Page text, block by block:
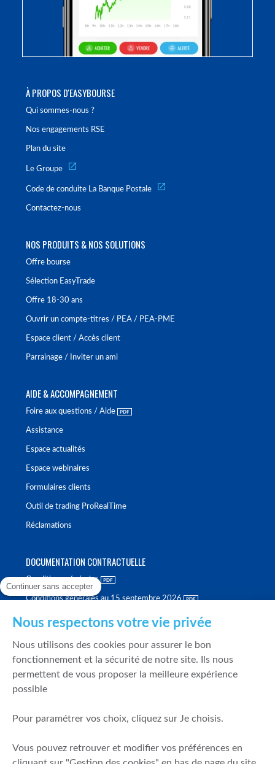
À PROPOS D'EASYBOURSE
Qui sommes-nous ?
Nos engagements RSE
Plan du site
Le Groupe
Code de conduite La Banque Postale
Contactez-nous
NOS PRODUITS & NOS SOLUTIONS
Offre bourse
Sélection EasyTrade
Offre 18-30 ans
Ouvrir un compte-titres / PEA / PEA-PME
Espace client / Accès client
Parrainage / Inviter un ami
AIDE & ACCOMPAGNEMENT
Foire aux questions / Aide
Assistance
Espace actualités
Espace webinaires
Formulaires clients
Outil de trading ProRealTime
Réclamations
DOCUMENTATION CONTRACTUELLE
Conditions générales
Conditions générales au 15 septembre 2026
Politique de meilleure sélection
Politique de durabilité
Fonds de garantie des dépôts et de résolution
Mentions légales
Continuer sans accepter
Nous respectons votre vie privée
Nous utilisons des cookies pour assurer le bon
fonctionnement et la sécurité de notre site. Ils nous
permettent de vous proposer la meilleure expérience
possible
Pour paramétrer vos choix, cliquez sur Je choisis.
Vous pouvez retrouver et modifier vos préférences en